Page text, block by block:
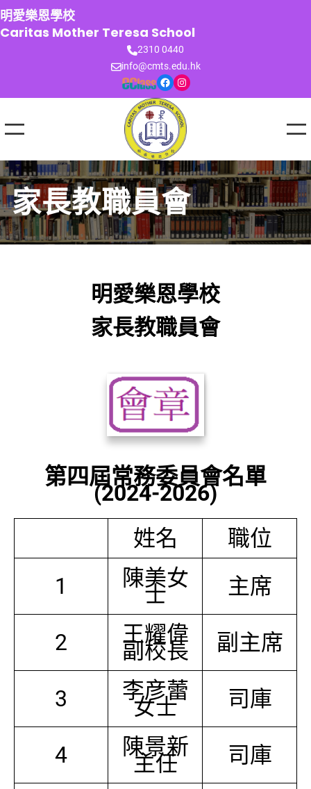
跳
至
主
明愛樂恩學校
Caritas Mother Teresa School
2310 0440
info@cmts.edu.hk
Facebook Instagram
家長教職員會
明愛樂恩學校
家長教職員會
第四屆常務委員會名單
(2024-2026)
姓名
職位
1
陳美女
士 主席
2 王耀偉
副校長 副主席
3 李彦蕾
女士 司庫
4 陳景新
主任 司庫